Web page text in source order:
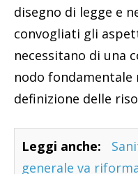
disegno di legge e
convogliati gli
necessitano di una
nodo fondamentale
definizione delle
Leggi anche:
generale va